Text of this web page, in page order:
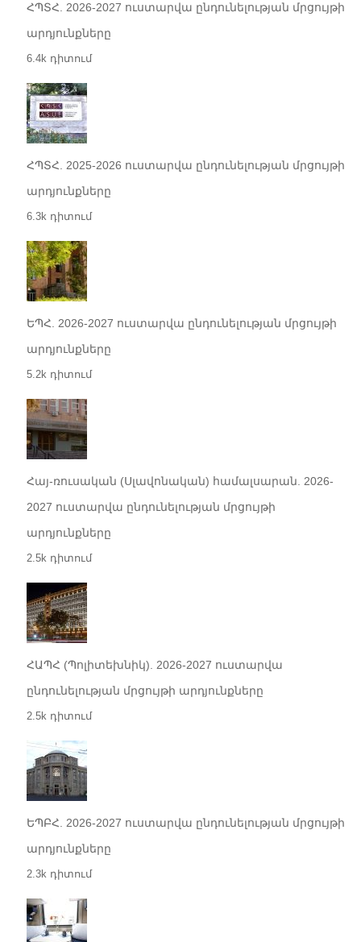
ՀՊՏՀ. 2026-2027 ուստարվա ընդունելության մրցույթի
արդյունքները
6.4k դիտում
ՀՊՏՀ. 2025-2026 ուստարվա ընդունելության մրցույթի
արդյունքները
6.3k դիտում
ԵՊՀ. 2026-2027 ուստարվա ընդունելության մրցույթի
արդյունքները
5.2k դիտում
Հայ-ռուսական (Սլավոնական) համալսարան. 2026-
2027 ուստարվա ընդունելության մրցույթի
արդյունքները
2.5k դիտում
ՀԱՊՀ (Պոլիտեխնիկ). 2026-2027 ուստարվա
ընդունելության մրցույթի արդյունքները
2.5k դիտում
ԵՊԲՀ. 2026-2027 ուստարվա ընդունելության մրցույթի
արդյունքները
2.3k դիտում